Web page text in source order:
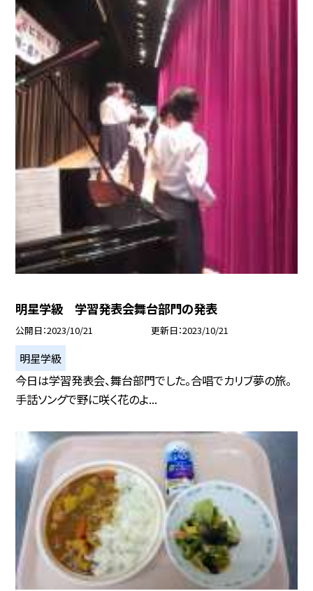
明星学級 学習発表会舞台部門の発表
公開日 2023/10/21 更新日 2023/10/21
明星学級
今日は学習発表会、舞台部門でした。合唱でカリブ夢の旅。
手話ソングで野に咲く花のよ...